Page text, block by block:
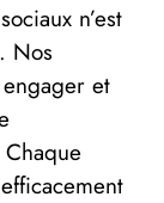
n’est
Nos
et